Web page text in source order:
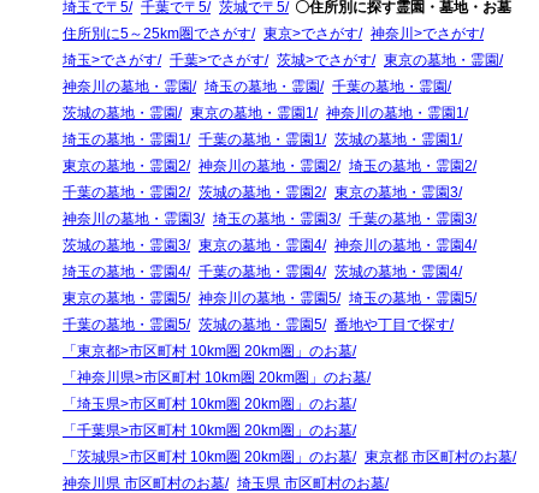
埼玉で〒5
千葉で〒5 茨城で〒5
〇住所別に探す霊園・墓地・お墓
住所別に5～25km圏でさがす
東京>でさがす
神奈川>でさがす
埼玉>でさがす
千葉>でさがす 茨城>でさがす
東京の墓地・霊園
神奈川の墓地・霊園
埼玉の墓地・霊園
千葉の墓地・霊園
茨城の墓地・霊園
東京の墓地・霊園1
神奈川の墓地・霊園1
埼玉の墓地・霊園1
千葉の墓地・霊園1
茨城の墓地・霊園1
東京の墓地・霊園2
神奈川の墓地・霊園2
埼玉の墓地・霊園2
千葉の墓地・霊園2
茨城の墓地・霊園2
東京の墓地・霊園3
神奈川の墓地・霊園3
埼玉の墓地・霊園3
千葉の墓地・霊園3
茨城の墓地・霊園3
東京の墓地・霊園4
神奈川の墓地・霊園4
埼玉の墓地・霊園4
千葉の墓地・霊園4
茨城の墓地・霊園4
東京の墓地・霊園5
神奈川の墓地・霊園5
埼玉の墓地・霊園5
千葉の墓地・霊園5
茨城の墓地・霊園5
番地や丁目で探す
「東京都>市区町村 10km圏 20km圏」のお墓
「神奈川県>市区町村 10km圏 20km圏」のお墓
「埼玉県>市区町村 10km圏 20km圏」のお墓
「千葉県>市区町村 10km圏 20km圏」のお墓
「茨城県>市区町村 10km圏 20km圏」のお墓
東京都 市区町村のお墓
神奈川県 市区町村のお墓
埼玉県 市区町村のお墓